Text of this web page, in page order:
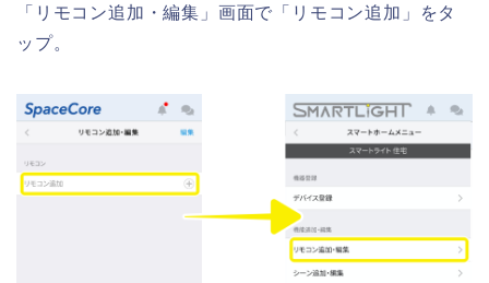
「リモコン追加・編集」画面で「リモコン追加」をタ
ップ。